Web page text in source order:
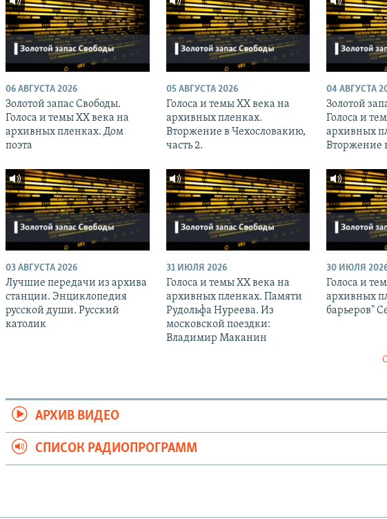
06 АВГУСТА 2026
Золотой запас Свободы.
Голоса и темы XX века на
архивных пленках. Дом
поэта
05 АВГУСТА 2026
Голоса и темы XX века на
архивных пленках.
Вторжение в Чехословакию,
часть 2.
04 АВГУСТА
Золотой
Голоса и
архивных
Вторжение
03 АВГУСТА 2026
Лучшие передачи из архива
станции. Энциклопедия
русской души. Русский
католик
31 ИЮЛЯ 2026
Голоса и темы XX века на
архивных пленках. Памяти
Рудольфа Нуреева. Из
московской поездки:
Владимир Маканин
30 ИЮЛЯ
Голоса и
архивных
барьеров"
АРХИВ ВИДЕО
СПИСОК РАДИОПРОГРАММ